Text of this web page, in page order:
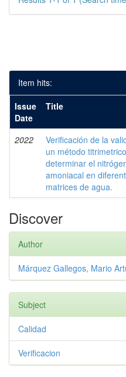
Item hits:
Issue
Date
Title
2022
Verificación de la
un método
determinar el
amoniacal en
matrices de agua.
Discover
Author
Márquez Gallegos, Mario
Subject
Calidad
Verificacion